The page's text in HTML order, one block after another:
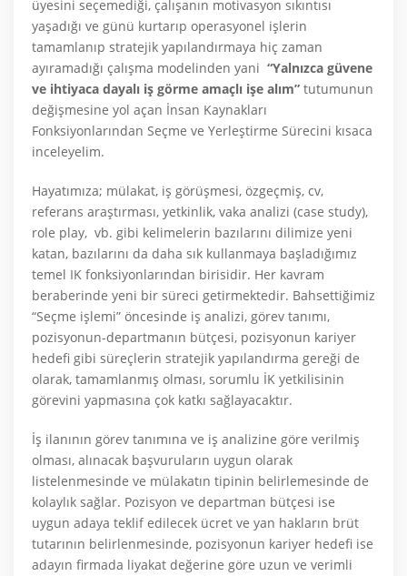
üyesini seçemediği, çalışanın motivasyon sıkıntısı
yaşadığı ve günü kurtarıp operasyonel işlerin
tamamlanıp stratejik yapılandırmaya hiç zaman
ayıramadığı çalışma modelinden yani “Yalnızca güvene
ve ihtiyaca dayalı iş görme amaçlı işe alım” tutumunun
değişmesine yol açan İnsan Kaynakları
Fonksiyonlarından Seçme ve Yerleştirme Sürecini kısaca
inceleyelim.
Hayatımıza; mülakat, iş görüşmesi, özgeçmiş, cv,
referans araştırması, yetkinlik, vaka analizi (case study),
role play, vb. gibi kelimelerin bazılarını dilimize yeni
katan, bazılarını da daha sık kullanmaya başladığımız
temel IK fonksiyonlarından birisidir. Her kavram
beraberinde yeni bir süreci getirmektedir. Bahsettiğimiz
“Seçme işlemi” öncesinde iş analizi, görev tanımı,
pozisyonun-departmanın bütçesi, pozisyonun kariyer
hedefi gibi süreçlerin stratejik yapılandırma gereği de
olarak, tamamlanmış olması, sorumlu İK yetkilisinin
görevini yapmasına çok katkı sağlayacaktır.
İş ilanının görev tanımına ve iş analizine göre verilmiş
olması, alınacak başvuruların uygun olarak
listelenmesinde ve mülakatın tipinin belirlemesinde de
kolaylık sağlar. Pozisyon ve departman bütçesi ise
uygun adaya teklif edilecek ücret ve yan hakların brüt
tutarının belirlenmesinde, pozisyonun kariyer hedefi ise
adayın firmada liyakat değerine göre uzun ve verimli